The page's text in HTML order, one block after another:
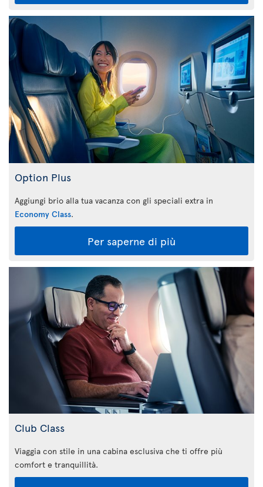
Option Plus
Aggiungi brio alla tua vacanza con gli speciali extra in
Economy Class.
Per saperne di più
Club Class
Viaggia con stile in una cabina esclusiva che ti offre più
comfort e tranquillità.